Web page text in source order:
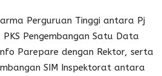
Perguruan Tinggi antara Pj
Pengembangan Satu Data
Parepare dengan Rektor, serta
SIM Inspektorat antara